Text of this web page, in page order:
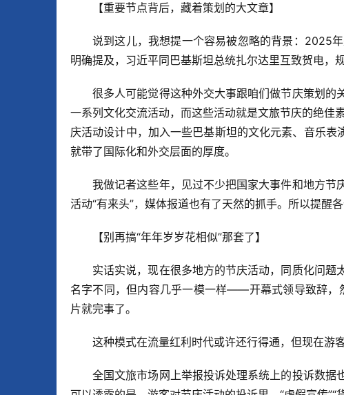
【重要节点背后，藏着策划的大文章】
说到这儿，我想提一个容易被忽略的背景：2025
明确提及，习近平同巴基斯坦总统扎尔达里互致贺电，规
很多人可能觉得这种外交大事跟咱们做节庆策划
一系列文化交流活动，而这些活动就是文旅节庆的绝
庆活动设计中，加入一些巴基斯坦的文化元素、音乐
就带了国际化和外交层面的厚度。
我做记者这些年，见过不少把国家大事件和地方
活动“有来头”，媒体报道也有了天然的抓手。所以提醒
【别再搞“年年岁岁花相似”那套了】
实话实说，现在很多地方的节庆活动，同质化问
名字不同，但内容几乎一模一样——开幕式领导致辞，
片就完事了。
这种模式在流量红利时代或许还行得通，但现在游
全国文旅市场网上举报投诉处理系统上的投诉数